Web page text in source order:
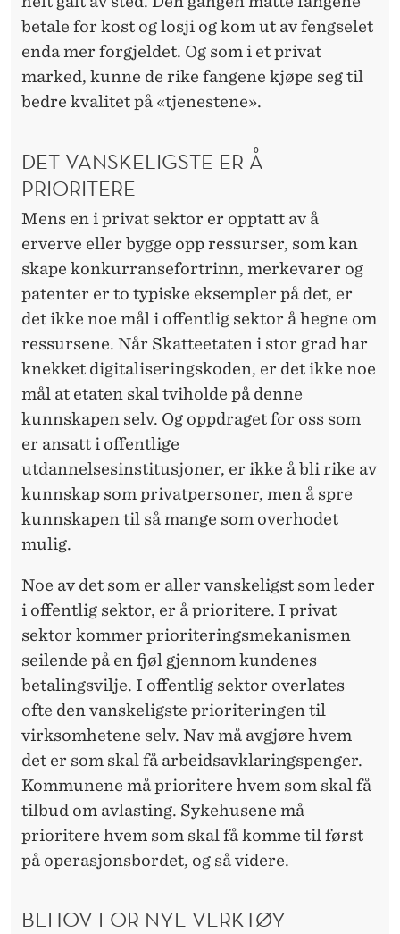
betale for kost og losji og kom ut av fengselet
enda mer forgjeldet. Og som i et privat
marked, kunne de rike fangene kjøpe seg til
bedre kvalitet på «tjenestene».
DET VANSKELIGSTE ER Å
PRIORITERE
Mens en i privat sektor er opptatt av å
erverve eller bygge opp ressurser, som kan
skape konkurransefortrinn, merkevarer og
patenter er to typiske eksempler på det, er
det ikke noe mål i offentlig sektor å hegne om
ressursene. Når Skatteetaten i stor grad har
knekket digitaliseringskoden, er det ikke noe
mål at etaten skal tviholde på denne
kunnskapen selv. Og oppdraget for oss som
er ansatt i offentlige
utdannelsesinstitusjoner, er ikke å bli rike av
kunnskap som privatpersoner, men å spre
kunnskapen til så mange som overhodet
mulig.
Noe av det som er aller vanskeligst som leder
i offentlig sektor, er å prioritere. I privat
sektor kommer prioriteringsmekanismen
seilende på en fjøl gjennom kundenes
betalingsvilje. I offentlig sektor overlates
ofte den vanskeligste prioriteringen til
virksomhetene selv. Nav må avgjøre hvem
det er som skal få arbeidsavklaringspenger.
Kommunene må prioritere hvem som skal få
tilbud om avlasting. Sykehusene må
prioritere hvem som skal få komme til først
på operasjonsbordet, og så videre.
BEHOV FOR NYE VERKTØY